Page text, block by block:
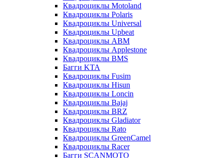
Квадроциклы Motoland
Квадроциклы Polaris
Квадроциклы Universal
Квадроциклы Upbeat
Квадроциклы ABM
Квадроциклы Applestone
Квадроциклы BMS
Багги KTA
Квадроциклы Fusim
Квадроциклы Hisun
Квадроциклы Loncin
Квадроциклы Bajaj
Квадроциклы BRZ
Квадроциклы Gladiator
Квадроциклы Rato
Квадроциклы GreenCamel
Квадроциклы Racer
Багги SCANMOTO